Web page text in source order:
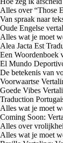
Alles over “Those
Van spraak naar
Oude Engelse
Alles wat je moet
Alea Jacta Est
Een Woordenboek
El Mundo
De betekenis van
Voorwaartse
Goede Vibes
Traduction
Alles wat je moet
Coming Soon:
Alles over
Alles wat je moet